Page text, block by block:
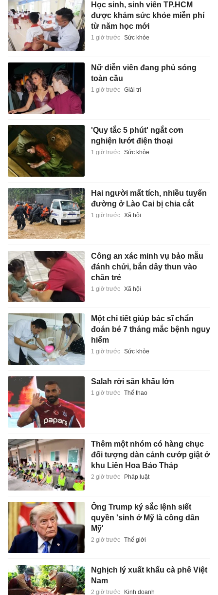
Học sinh, sinh viên TP.HCM
được khám sức khỏe miễn phí
từ năm học mới
1 giờ trước Sức khỏe
Nữ diễn viên đang phủ sóng
toàn cầu
1 giờ trước Giải trí
'Quy tắc 5 phút' ngắt cơn
nghiện lướt điện thoại
1 giờ trước Sức khỏe
Hai người mất tích, nhiều tuyến
đường ở Lào Cai bị chia cắt
1 giờ trước Xã hội
Công an xác minh vụ bảo mẫu
đánh chửi, bắn dây thun vào
chân trẻ
1 giờ trước Xã hội
Một chi tiết giúp bác sĩ chẩn
đoán bé 7 tháng mắc bệnh nguy
hiểm
1 giờ trước Sức khỏe
Salah rời sân khấu lớn
1 giờ trước Thể thao
Thêm một nhóm có hàng chục
đối tượng dàn cảnh cướp giật ở
khu Liên Hoa Bảo Tháp
2 giờ trước Pháp luật
Ông Trump ký sắc lệnh siết
quyền 'sinh ở Mỹ là công dân
Mỹ'
2 giờ trước Thế giới
Nghịch lý xuất khẩu cà phê Việt
Nam
2 giờ trước Kinh doanh